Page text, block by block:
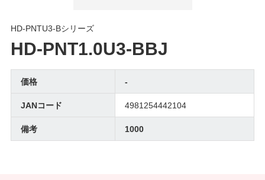
HD-PNTU3-Bシリーズ
HD-PNT1.0U3-BBJ
価格
-
JANコード
4981254442104
備考
1000